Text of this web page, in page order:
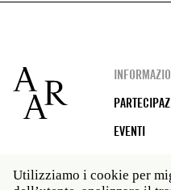
Footer
EVENTI
Utilizziamo i cookie per